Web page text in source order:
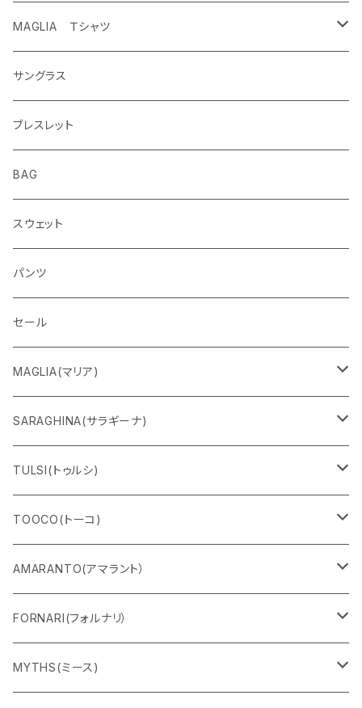
MAGLIA Ｔシャツ
ETERNAL
サングラス
ブレスレット
BAG
スウェット
パンツ
セール
MAGLIA(マリア)
Ｔシャツ
スウェット
ロングＴシャツ
パンツ
フーディー
ZIPパーカー
SARAGHINA(サラギーナ)
サングラス
メガネフレーム
マスク
TULSI(トゥルシ)
ブレスレット
リング
ベルト
バック
TOOCO(トーコ)
シャルパベスト
水着
カーディガン
AMARANTO(アマラント）
セーター
カーディガン
FORNARI(フォルナリ）
リバーシブルバッグ
MYTHS(ミース)